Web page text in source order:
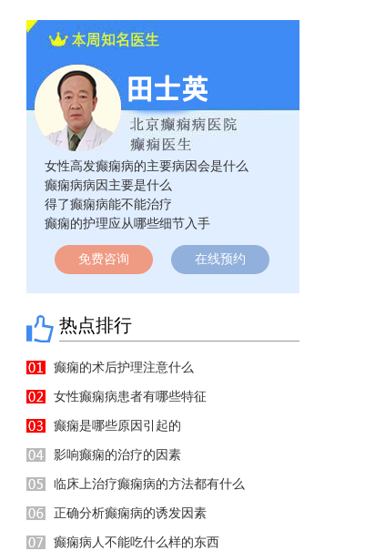
女性高发癫痫病的主要病因会是什么
癫痫病病因主要是什么
得了癫痫病能不能治疗
癫痫的护理应从哪些细节入手
免费咨询 在线预约
热点排行
癫痫的术后护理注意什么
女性癫痫病患者有哪些特征
癫痫是哪些原因引起的
影响癫痫的治疗的因素
临床上治疗癫痫病的方法都有什么
正确分析癫痫病的诱发因素
癫痫病人不能吃什么样的东西